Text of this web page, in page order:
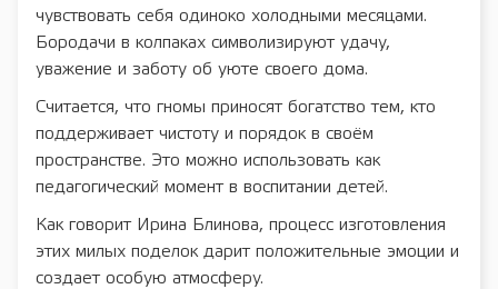
чувствовать себя одиноко холодными месяцами.
Бородачи в колпаках символизируют удачу,
уважение и заботу об уюте своего дома.
Считается, что гномы приносят богатство тем, кто
поддерживает чистоту и порядок в своём
пространстве. Это можно использовать как
педагогический момент в воспитании детей.
Как говорит Ирина Блинова, процесс изготовления
этих милых поделок дарит положительные эмоции и
создает особую атмосферу.